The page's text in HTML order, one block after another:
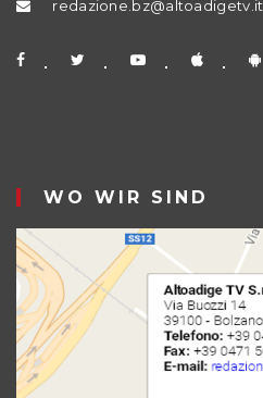
redazione.bz@altoadigetv.it
WO WIR SIND